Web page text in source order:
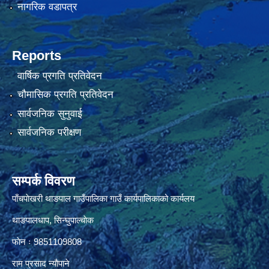
नागरिक वडापत्र
Reports
वार्षिक प्रगति प्रतिवेदन
चौमासिक प्रगति प्रतिवेदन
सार्वजनिक सुनुवाई
सार्वजनिक परीक्षण
सम्पर्क विवरण
पाँचपाेखरी थाङपाल गाउँपालिका गाउँ कार्यपालिकाको कार्यलय
थाङपालधाप, सिन्घुपाल्चाेक
फाेन ः 9851109808
राम प्रसाद न्याैपाने